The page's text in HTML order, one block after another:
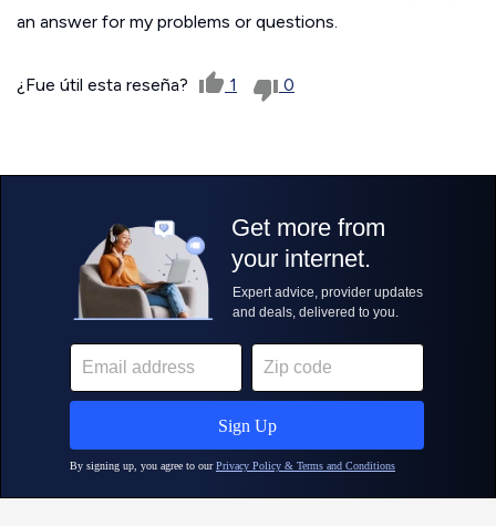
an answer for my problems or questions.
¿Fue útil esta reseña? 1 0